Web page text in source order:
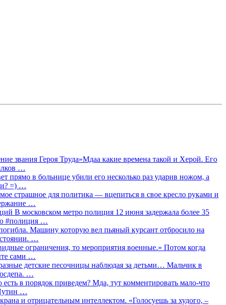
звания Героя Труда»Мдаа какие времена такой и Херой. Его
…
прямо в больнице убили его несколько раз ударив ножом, а
=) …
страшное для политика — вцепиться в свое кресло руками и
…
В московском метро полиция 12 июня задержала более 35
#полиция …
Машину которую вел пьяный курсант отбросило на
…
ограничения, то мероприятия военные.» Потом когда
сами …
детские песочницы наблюдая за детьми… Мальчик в
…
в порядок приведем? Мда, тут комментировать мало-что
…
и отрицательным интеллектом. «Голосуешь за худого, –